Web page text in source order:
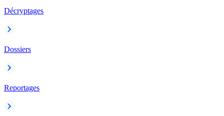
Décryptages
Dossiers
Reportages